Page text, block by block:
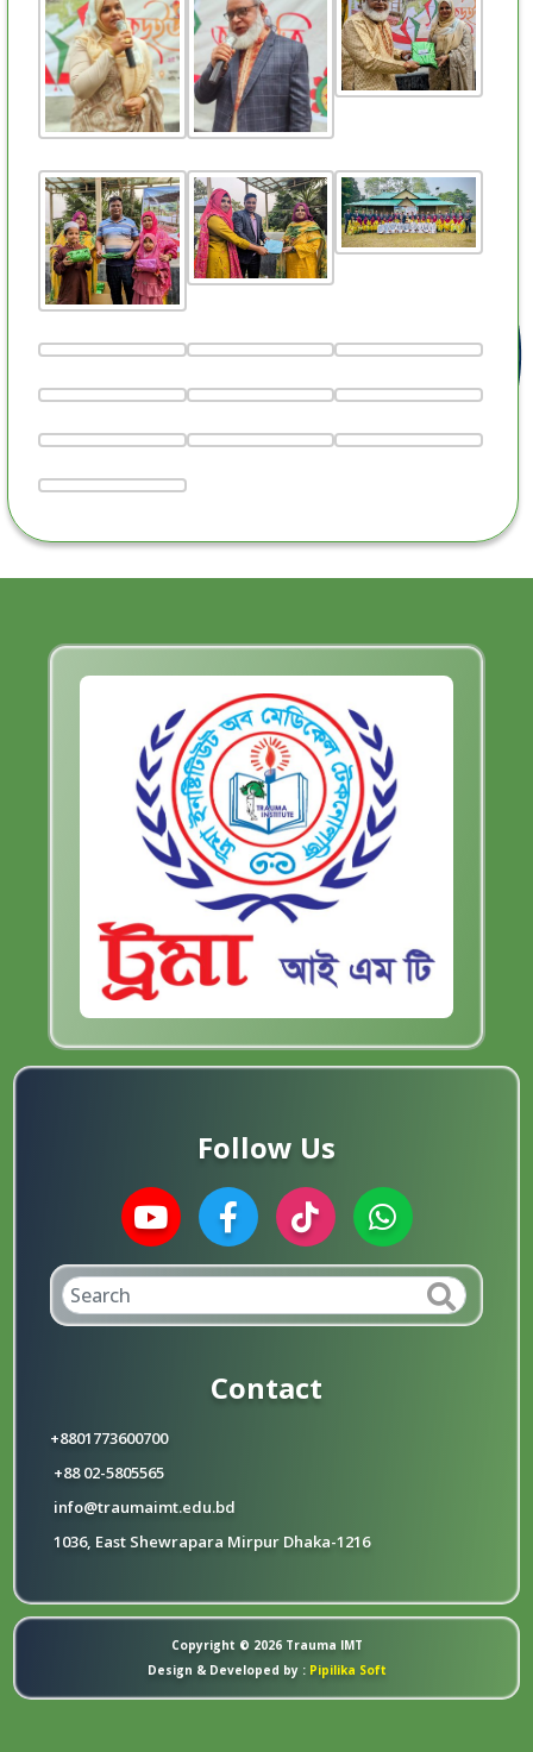
Follow Us
Contact
+8801773600700
+88 02-5805565
info@traumaimt.edu.bd
1036, East Shewrapara Mirpur Dhaka-1216
Copyright © 2026 Trauma IMT
Design & Developed by :Pipilika Soft